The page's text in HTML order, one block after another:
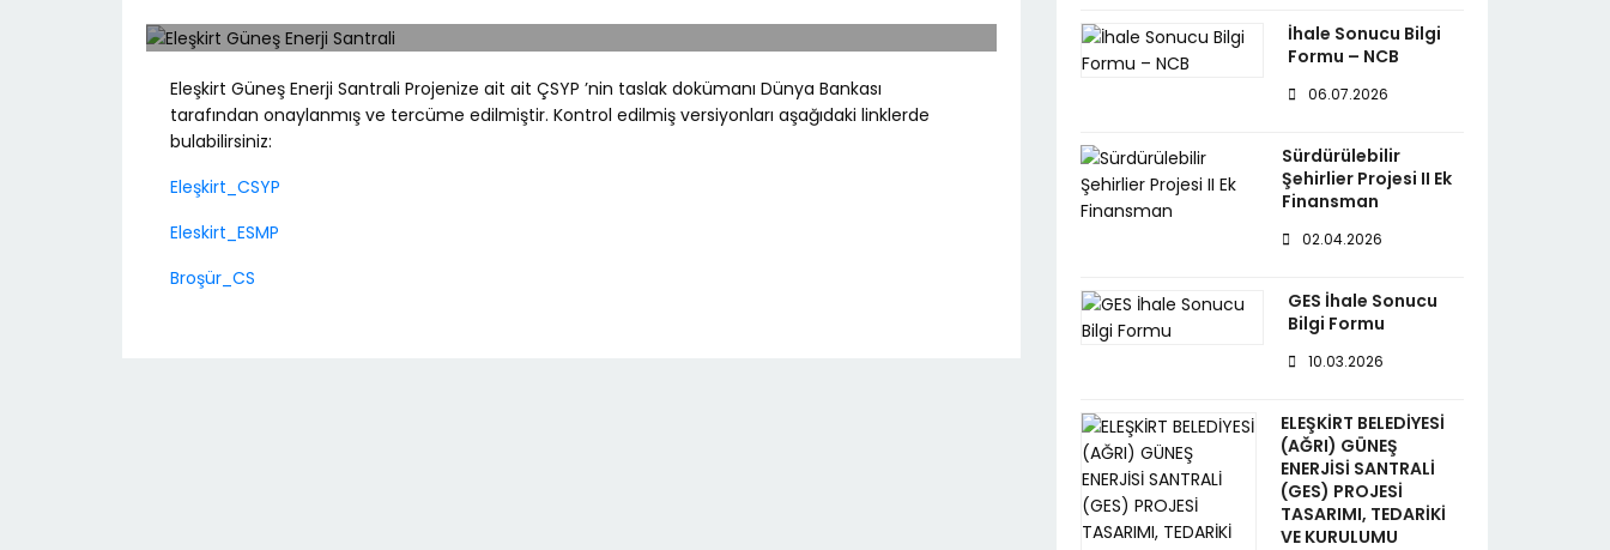
Eleşkirt Güneş Enerji Santrali Projenize ait ait ÇSYP ’nin taslak dokümanı Dünya Bankası
tarafından onaylanmış ve tercüme edilmiştir. Kontrol edilmiş versiyonları aşağıdaki linklerde
bulabilirsiniz:
Eleşkirt_CSYP
Eleskirt_ESMP
Broşür_CS
İhale Sonucu Bilgi
Formu – NCB
06.07.2026
Sürdürülebilir
Şehirlier Projesi II Ek
Finansman
02.04.2026
GES İhale Sonucu
Bilgi Formu
10.03.2026
ELEŞKİRT BELEDİYESİ
(AĞRI) GÜNEŞ
ENERJİSİ SANTRALİ
(GES) PROJESİ
TASARIMI, TEDARİKİ
VE KURULUMU